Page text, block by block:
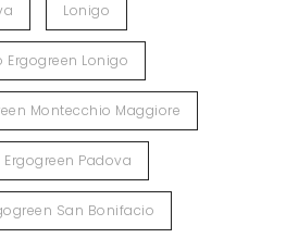
Lonigo
Ergogreen Lonigo
Montecchio Maggiore
Ergogreen Padova
San Bonifacio